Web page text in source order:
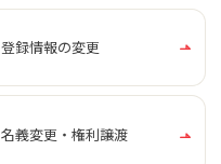
登録情報の変更
名義変更・権利譲渡